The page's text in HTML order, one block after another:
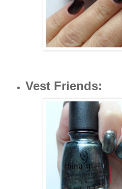
Vest Friends: